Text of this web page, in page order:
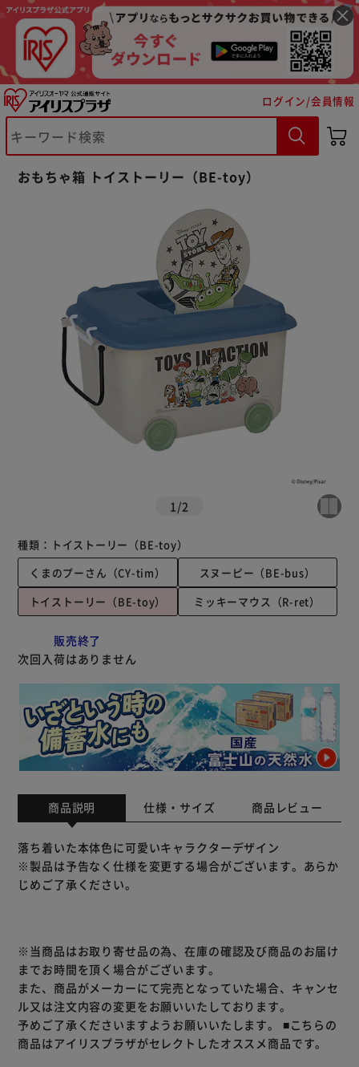
ログイン/会員情報
おもちゃ箱 トイストーリー（BE-toy）
1 /2
種類： トイストーリー（BE-toy）
くまのプーさん（CY-tim）
スヌーピー（BE-bus）
トイストーリー（BE-toy）
ミッキーマウス（R-ret）
販売終了
次回入荷はありません
商品説明 仕様・サイズ 商品レビュー
落ち着いた本体色に可愛いキャラクターデザイン
※製品は予告なく仕様を変更する場合がございます。あらか
じめご了承ください。
※当商品はお取り寄せ品の為、在庫の確認及び商品のお届け
までお時間を頂く場合がございます。
また、商品がメーカーにて完売となっていた場合、キャンセ
ル又は注文内容の変更をお願いいたしております。
予めご了承くださいますようお願いいたします。 ■こちらの
商品はアイリスプラザがセレクトしたオススメ商品です。
※ご確認ください
カートに入れる 購入手続きへ